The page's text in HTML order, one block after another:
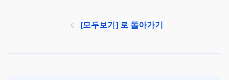
[모두보기] 로 돌아가기